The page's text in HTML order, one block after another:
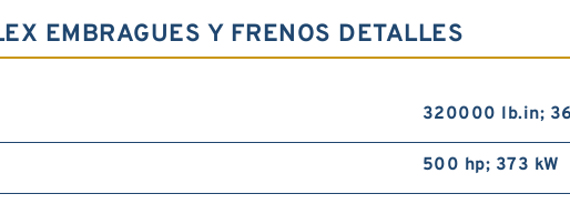
EMBRAGUES Y FRENOS DETALLES
320000 lb.in;
500 hp; 373 kW